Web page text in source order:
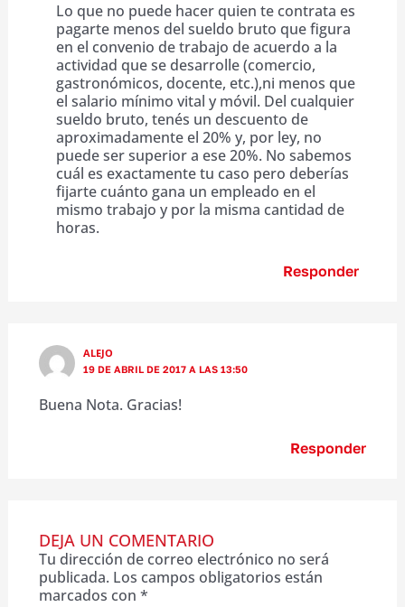
Lo que no puede hacer quien te contrata es
pagarte menos del sueldo bruto que figura
en el convenio de trabajo de acuerdo a la
actividad que se desarrolle (comercio,
gastronómicos, docente, etc.),ni menos que
el salario mínimo vital y móvil. Del cualquier
sueldo bruto, tenés un descuento de
aproximadamente el 20% y, por ley, no
puede ser superior a ese 20%. No sabemos
cuál es exactamente tu caso pero deberías
fijarte cuánto gana un empleado en el
mismo trabajo y por la misma cantidad de
horas.
Responder
ALEJO
19 DE ABRIL DE 2017 A LAS 13:50
Buena Nota. Gracias!
Responder
DEJA UN COMENTARIO
Tu dirección de correo electrónico no será
publicada. Los campos obligatorios están
marcados con *